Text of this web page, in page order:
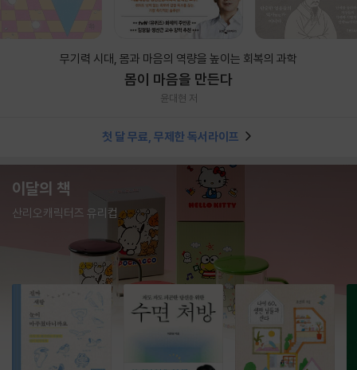
무기력 시대, 몸과 마음의 역량을 높이는 회복의 과학
몸이 마음을 만든다
윤대현 저
첫 달 무료, 무제한 독서라이프
이달의 책
산리오캐릭터즈 유리컵